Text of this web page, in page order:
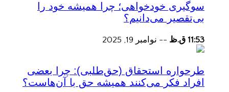
سوگیری خودخواهی؛ چرا همیشه خود را
بی‌تقصیر می‌دانیم؟
11:53 ق.ظ -- نوامبر 19, 2025
طرحواره استحقاق (حق‌طلبی): چرا بعضی
افراد فکر می‌کنند همیشه حق با آن‌هاست؟